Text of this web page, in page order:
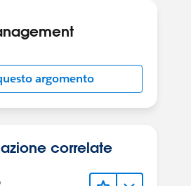
argomento
correlate